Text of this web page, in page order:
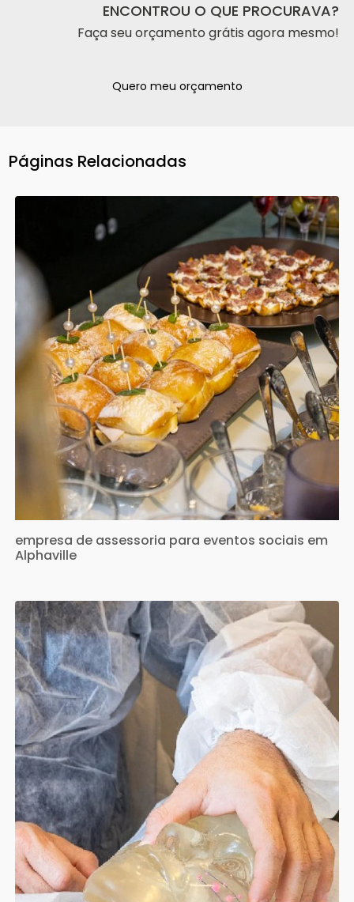
ENCONTROU O QUE PROCURAVA?
Faça seu orçamento grátis agora mesmo!
Quero meu orçamento
Páginas Relacionadas
empresa de assessoria para eventos sociais em
Alphaville